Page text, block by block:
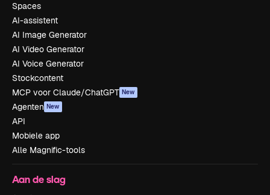
Spaces
AI-assistent
AI Image Generator
AI Video Generator
AI Voice Generator
Stockcontent
MCP voor Claude/ChatGPT New
Agenten New
API
Mobiele app
Alle Magnific-tools
Aan de slag